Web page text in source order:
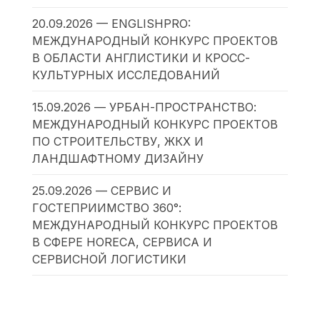
20.09.2026 — ENGLISHPRO:
МЕЖДУНАРОДНЫЙ КОНКУРС ПРОЕКТОВ
В ОБЛАСТИ АНГЛИСТИКИ И КРОСС-
КУЛЬТУРНЫХ ИССЛЕДОВАНИЙ
15.09.2026 — УРБАН-ПРОСТРАНСТВО:
МЕЖДУНАРОДНЫЙ КОНКУРС ПРОЕКТОВ
ПО СТРОИТЕЛЬСТВУ, ЖКХ И
ЛАНДШАФТНОМУ ДИЗАЙНУ
25.09.2026 — СЕРВИС И
ГОСТЕПРИИМСТВО 360°:
МЕЖДУНАРОДНЫЙ КОНКУРС ПРОЕКТОВ
В СФЕРЕ HORECA, СЕРВИСА И
СЕРВИСНОЙ ЛОГИСТИКИ